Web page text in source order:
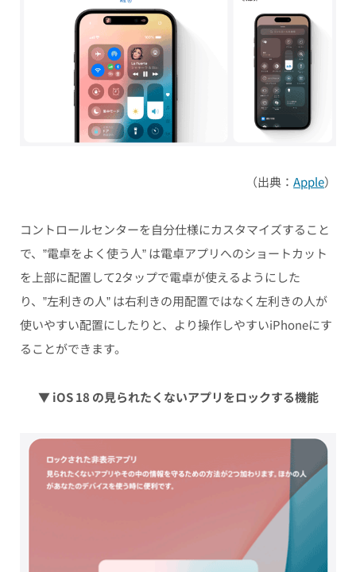
（出典：Apple）
コントロールセンターを自分仕様にカスタマイズすること
で、”電卓をよく使う人” は電卓アプリへのショートカット
を上部に配置して2タップで電卓が使えるようにした
り、”左利きの人” は右利きの用配置ではなく左利きの人が
使いやすい配置にしたりと、より操作しやすいiPhoneにす
ることができます。
▼ iOS 18 の見られたくないアプリをロックする機能